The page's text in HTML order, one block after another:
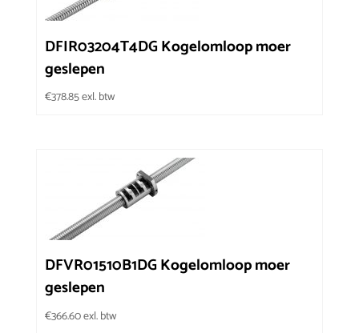
DFIR03204T4DG Kogelomloop moer
geslepen
€378.85exl. btw
DFVR01510B1DG Kogelomloop moer
geslepen
€366.60exl. btw